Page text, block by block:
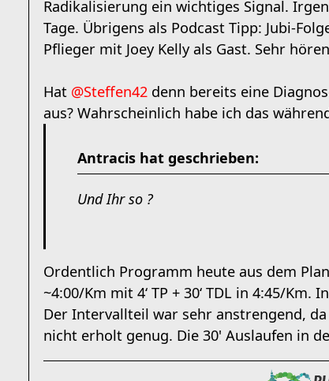
Radikalisierung ein wichtiges Signal.
Tage. Übrigens als Podcast Tipp: Jubi-
Pflieger mit Joey Kelly als Gast. Sehr
Hat @Steffen42 denn bereits eine
aus? Wahrscheinlich habe ich das
Antracis hat geschrieben:
Und Ihr so ?
Ordentlich Programm heute aus dem
~4:00/Km mit 4‘ TP + 30‘ TDL in 4:45/Km.
Der Intervallteil war sehr anstrengend,
nicht erholt genug. Die 30' Auslaufen in